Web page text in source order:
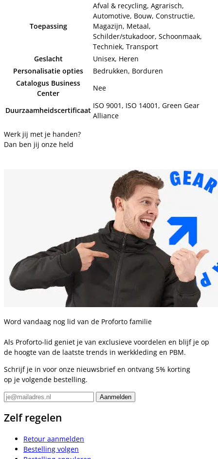
Toepassing
Afval & recycling, Agrarisch,
Automotive, Bouw, Constructie,
Magazijn, Metaal,
Schilder/stukadoor, Schoonmaak,
Techniek, Transport
Geslacht
Unisex, Heren
Personalisatie opties
Bedrukken, Borduren
Catalogus Business
Center
Nee
Duurzaamheidscertificaat
ISO 9001, ISO 14001, Green Gear
Alliance
Werk jij met je handen?
Dan ben jij onze held
Word vandaag nog lid van de Proforto familie
Als Proforto-lid geniet je van exclusieve voordelen en blijf je op
de hoogte van de laatste trends in werkkleding en PBM.
Schrijf je in voor onze nieuwsbrief en ontvang 5% korting
op je volgende bestelling.
Zelf regelen
Retour aanmelden
Bestelling volgen